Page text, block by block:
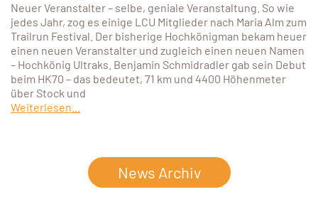
Neuer Veranstalter – selbe, geniale Veranstaltung. So wie
jedes Jahr, zog es einige LCU Mitglieder nach Maria Alm zum
Trailrun Festival. Der bisherige Hochkönigman bekam heuer
einen neuen Veranstalter und zugleich einen neuen Namen
– Hochkönig Ultraks. Benjamin Schmidradler gab sein Debut
beim HK70 – das bedeutet, 71 km und 4400 Höhenmeter
über Stock und
Weiterlesen...
News Archiv